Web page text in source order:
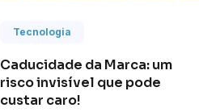
Tecnologia
Caducidade da Marca: um
risco invisível que pode
custar caro!